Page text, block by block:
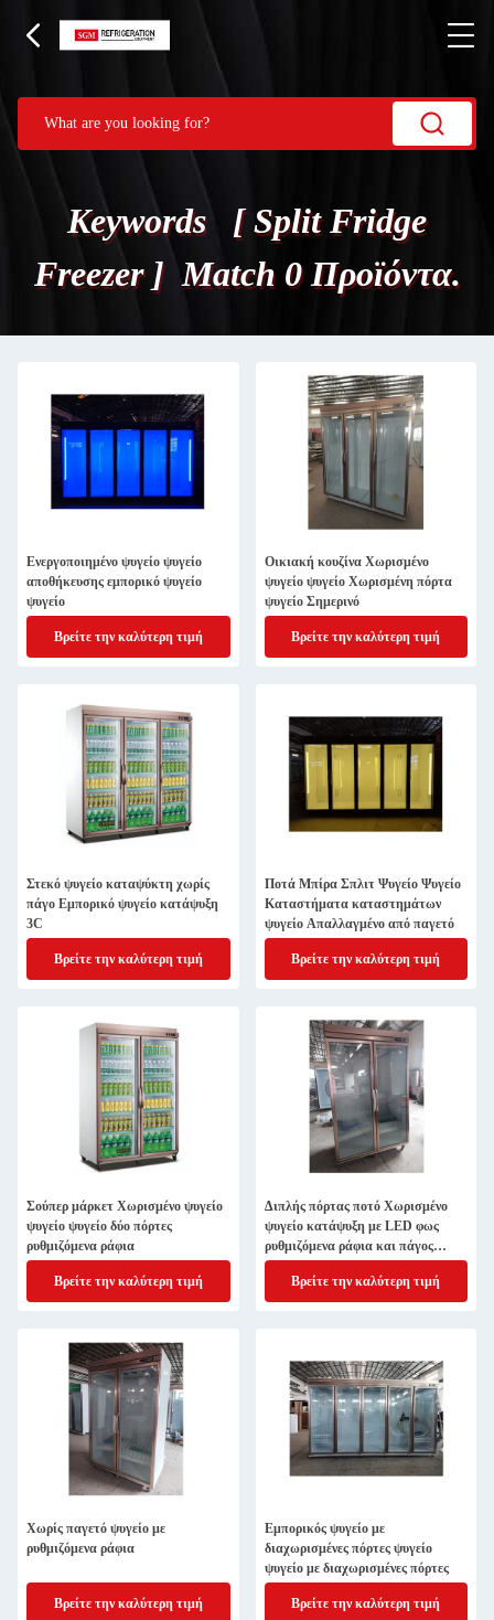
Keywords [ Split Fridge
Freezer ] Match 0 Προϊόντα.
Ενεργοποιημένο ψυγείο ψυγείο
αποθήκευσης εμπορικό ψυγείο
ψυγείο
Βρείτε την καλύτερη τιμή
Οικιακή κουζίνα Χωρισμένο
ψυγείο ψυγείο Χωρισμένη πόρτα
ψυγείο Σημερινό
Βρείτε την καλύτερη τιμή
Στεκό ψυγείο καταψύκτη χωρίς
πάγο Εμπορικό ψυγείο κατάψυξη
3C
Βρείτε την καλύτερη τιμή
Ποτά Μπίρα Σπλιτ Ψυγείο Ψυγείο
Καταστήματα καταστημάτων
ψυγείο Απαλλαγμένο από παγετό
Βρείτε την καλύτερη τιμή
Σούπερ μάρκετ Χωρισμένο ψυγείο
ψυγείο ψυγείο δύο πόρτες
ρυθμιζόμενα ράφια
Βρείτε την καλύτερη τιμή
Διπλής πόρτας ποτό Χωρισμένο
ψυγείο κατάψυξη με LED φως
ρυθμιζόμενα ράφια και πάγος
ελεύθερη ψύξη
Βρείτε την καλύτερη τιμή
Χωρίς παγετό ψυγείο με
ρυθμιζόμενα ράφια
Βρείτε την καλύτερη τιμή
Εμπορικός ψυγείο με
διαχωρισμένες πόρτες ψυγείο
ψυγείο με διαχωρισμένες πόρτες
Βρείτε την καλύτερη τιμή